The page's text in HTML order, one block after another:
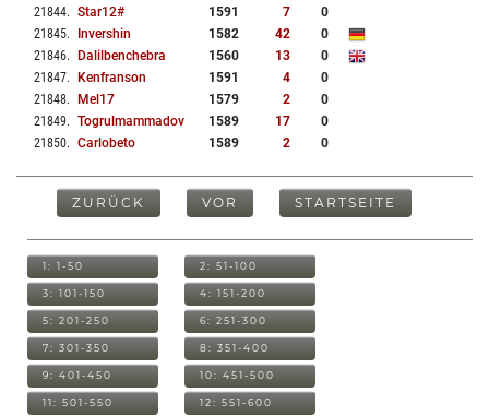
21844. Star12# 1591 7
0
21845. Invershin 1582 42
0
21846. Dalilbenchebra 1560 13
0
21847. Kenfranson 1591 4
0
21848. Mel17 1579 2
0
21849. Togrulmammadov 1589 17
0
21850. Carlobeto 1589 2 0
ZURÜCK VOR STARTSEITE
1: 1-50 2: 51-100
3: 101-150 4: 151-200
5: 201-250 6: 251-300
7: 301-350 8: 351-400
9: 401-450 10: 451-500
11: 501-550 12: 551-600